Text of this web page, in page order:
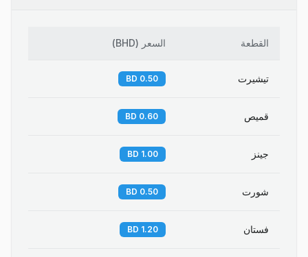
القطعة السعر (
BHD
)
تيشيرت 0.50 BD
قميص 0.60 BD
جينز 1.00 BD
شورت 0.50 BD
فستان 1.20 BD